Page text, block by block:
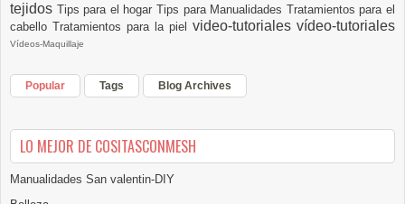
tejidos Tips para el hogarTips para Manualidades Tratamientos para el
cabello Tratamientos para la piel video-tutoriales vídeo-tutoriales
Vídeos-Maquillaje
Popular Tags Blog Archives
LO MEJOR DE COSITASCONMESH
Manualidades San valentin-DIY